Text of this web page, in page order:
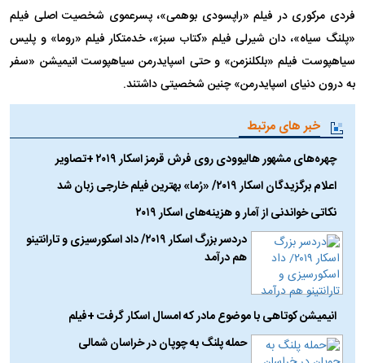
فردی مرکوری در فیلم «راپسودی بوهمی»، پسرعموی شخصیت اصلی فیلم
«پلنگ سیاه»، دان شیرلی فیلم «کتاب سبز»، خدمتکار فیلم «روما» و پلیس
سیاهپوست فیلم «بلکلنزمن» و حتی اسپایدرمن سیاهپوست انیمیشن «سفر
به درون دنیای اسپایدرمن» چنین شخصیتی داشتند.
خبر های مرتبط
چهره‌های مشهور هالیوودی روی فرش قرمز اسکار ۲۰۱۹ +تصاویر
اعلام برگزیدگان اسکار ۲۰۱۹/ «رُما» بهترین فیلم خارجی زبان شد
نکاتی خواندنی از آمار و هزینه‌های اسکار ۲۰۱۹
دردسر بزرگ اسکار ۲۰۱۹/ داد اسکورسیزی و تارانتینو
هم درآمد
انیمیشن کوتاهی با موضوع مادر که امسال اسکار گرفت +فیلم
حمله پلنگ به چوپان در خراسان شمالی